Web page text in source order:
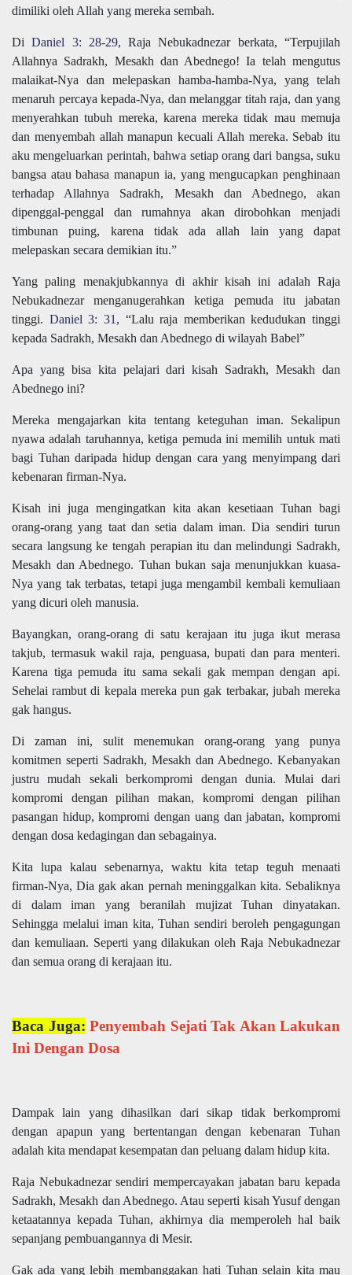
dimiliki oleh Allah yang mereka sembah.
DiDaniel 3: 28-29, Raja Nebukadnezar berkata, “Terpujilah
Allahnya Sadrakh, Mesakh dan Abednego! Ia telah mengutus
malaikat-Nya dan melepaskan hamba-hamba-Nya, yang telah
menaruh percaya kepada-Nya, dan melanggar titah raja, dan yang
menyerahkan tubuh mereka, karena mereka tidak mau memuja
dan menyembah allah manapun kecuali Allah mereka. Sebab itu
aku mengeluarkan perintah, bahwa setiap orang dari bangsa, suku
bangsa atau bahasa manapun ia, yang mengucapkan penghinaan
terhadap Allahnya Sadrakh, Mesakh dan Abednego, akan
dipenggal-penggal dan rumahnya akan dirobohkan menjadi
timbunan puing, karena tidak ada allah lain yang dapat
melepaskan secara demikian itu.”
Yang paling menakjubkannya di akhir kisah ini adalah Raja
Nebukadnezar menganugerahkan ketiga pemuda itu jabatan
tinggi. Daniel 3: 31 , “Lalu raja memberikan kedudukan tinggi
kepada Sadrakh, Mesakh dan Abednego di wilayah Babel”
Apa yang bisa kita pelajari dari kisah Sadrakh, Mesakh dan
Abednego ini?
Mereka mengajarkan kita tentang keteguhan iman. Sekalipun
nyawa adalah taruhannya, ketiga pemuda ini memilih untuk mati
bagi Tuhan daripada hidup dengan cara yang menyimpang dari
kebenaran firman-Nya.
Kisah ini juga mengingatkan kita akan kesetiaan Tuhan bagi
orang-orang yang taat dan setia dalam iman. Dia sendiri turun
secara langsung ke tengah perapian itu dan melindungi Sadrakh,
Mesakh dan Abednego. Tuhan bukan saja menunjukkan kuasa-
Nya yang tak terbatas, tetapi juga mengambil kembali kemuliaan
yang dicuri oleh manusia.
Bayangkan, orang-orang di satu kerajaan itu juga ikut merasa
takjub, termasuk wakil raja, penguasa, bupati dan para menteri.
Karena tiga pemuda itu sama sekali gak mempan dengan api.
Sehelai rambut di kepala mereka pun gak terbakar, jubah mereka
gak hangus.
Di zaman ini, sulit menemukan orang-orang yang punya
komitmen seperti Sadrakh, Mesakh dan Abednego. Kebanyakan
justru mudah sekali berkompromi dengan dunia. Mulai dari
kompromi dengan pilihan makan, kompromi dengan pilihan
pasangan hidup, kompromi dengan uang dan jabatan, kompromi
dengan dosa kedagingan dan sebagainya.
Kita lupa kalau sebenarnya, waktu kita tetap teguh menaati
firman-Nya, Dia gak akan pernah meninggalkan kita. Sebaliknya
di dalam iman yang beranilah mujizat Tuhan dinyatakan.
Sehingga melalui iman kita, Tuhan sendiri beroleh pengagungan
dan kemuliaan. Seperti yang dilakukan oleh Raja Nebukadnezar
dan semua orang di kerajaan itu.
Baca Juga: Penyembah Sejati Tak Akan Lakukan
Ini Dengan Dosa
Dampak lain yang dihasilkan dari sikap tidak berkompromi
dengan apapun yang bertentangan dengan kebenaran Tuhan
adalah kita mendapat kesempatan dan peluang dalam hidup kita.
Raja Nebukadnezar sendiri mempercayakan jabatan baru kepada
Sadrakh, Mesakh dan Abednego. Atau seperti kisah Yusuf dengan
ketaatannya kepada Tuhan, akhirnya dia memperoleh hal baik
sepanjang pembuangannya di Mesir.
Gak ada yang lebih membanggakan hati Tuhan selain kita mau